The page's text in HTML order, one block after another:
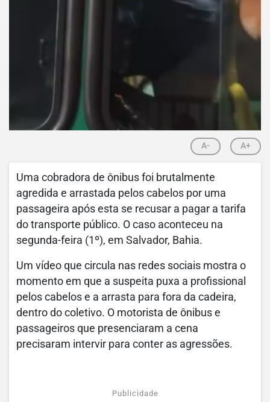
A- A+
Uma cobradora de ônibus foi brutalmente
agredida e arrastada pelos cabelos por uma
passageira após esta se recusar a pagar a tarifa
do transporte público. O caso aconteceu na
segunda-feira (1º), em Salvador, Bahia.
Um vídeo que circula nas redes sociais mostra o
momento em que a suspeita puxa a profissional
pelos cabelos e a arrasta para fora da cadeira,
dentro do coletivo. O motorista de ônibus e
passageiros que presenciaram a cena
precisaram intervir para conter as agressões.
Publicidade